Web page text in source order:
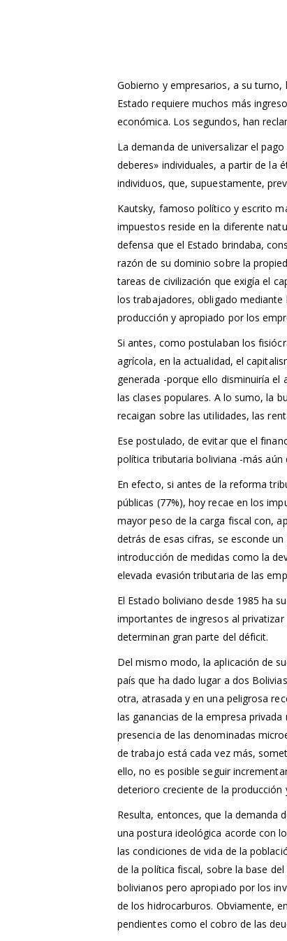
Gobierno y empresarios, a su
Estado requiere muchos más
económica. Los segundos, han
La demanda de universalizar el
deberes» individuales, a partir de la
individuos, que, supuestamente,
Kautsky, famoso político y escrito
impuestos reside en la diferente
defensa que el Estado brindaba,
razón de su dominio sobre la
tareas de civilización que exigía el
los trabajadores, obligado
producción y apropiado por los
Si antes, como postulaban los
agrícola, en la actualidad, el
generada -porque ello disminuiría
las clases populares. A lo sumo, la
recaigan sobre las utilidades, las
Ese postulado, de evitar que el
política tributaria boliviana -más
En efecto, si antes de la reforma
públicas (77%), hoy recae en los
mayor peso de la carga fiscal con,
detrás de esas cifras, se esconde
introducción de medidas como la
elevada evasión tributaria de las
El Estado boliviano desde 1985 ha
importantes de ingresos al
determinan gran parte del déficit.
Del mismo modo, la aplicación de
país que ha dado lugar a dos
otra, atrasada y en una peligrosa
las ganancias de la empresa
presencia de las denominadas
de trabajo está cada vez más,
ello, no es posible seguir
deterioro creciente de la
Resulta, entonces, que la demanda
una postura ideológica acorde con
las condiciones de vida de la
de la política fiscal, sobre la base
bolivianos pero apropiado por los
de los hidrocarburos. Obviamente,
pendientes como el cobro de las